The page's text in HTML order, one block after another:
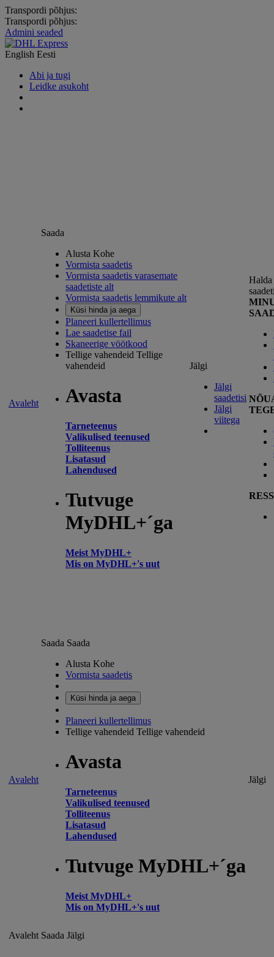
Transpordi põhjus:
Transpordi põhjus:
Admini seaded
English Eesti
Abi ja tugi
Leidke asukoht
Avaleht
Saada
Alusta Kohe
Vormista saadetis
Vormista saadetis varasemate
saadetiste alt
Vormista saadetis lemmikute alt
Küsi hinda ja aega
Planeeri kullertellimus
Lae saadetise fail
Skaneerige vöötkood
Tellige vahendeid Tellige
vahendeid
Avasta
Tarneteenus
Valikulised teenused
Tolliteenus
Lisatasud
Lahendused
Tutvuge
MyDHL+´ga
Meist MyDHL+
Mis on MyDHL+'s uut
Jälgi
Jälgi
saadetisi
Jälgi
viitega
Avaleht
Saada Saada
Alusta Kohe
Vormista saadetis
Küsi hinda ja aega
Planeeri kullertellimus
Tellige vahendeid Tellige vahendeid
Avasta
Tarneteenus
Valikulised teenused
Tolliteenus
Lisatasud
Lahendused
Tutvuge MyDHL+´ga
Meist MyDHL+
Mis on MyDHL+'s uut
Jälgi
Avaleht Saada Jälgi